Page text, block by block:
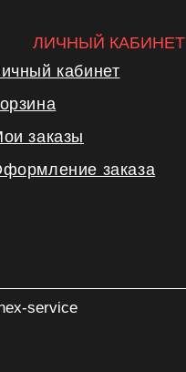
ЛИЧНЫЙ КАБИНЕТ
кабинет
заказы
заказа
service